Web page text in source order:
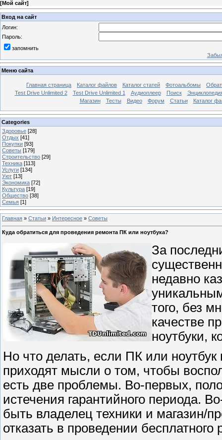
[Мой сайт]
Вход на сайт
Логин:
Пароль:
запомнить
Меню сайта
Главная страница Каталог файлов Каталог статей Фотоальбомы
Test Drive Unlimited 2
Test Drive Unlimited 1 Аудиоплеер Поиск
Магазин
Тесты Видео Форум Статьи Каталог
Categories
Здоровье [28]
Отдых [41]
Покупки [93]
Советы [179]
Строительство [29]
Техника [113]
Услуги [134]
Уют [13]
Экономика [72]
Культура [19]
Общество [38]
Семья [1]
Главная » Статьи » Интересное » Советы
Куда обратиться для проведения ремонта ПК или ноутбука?
За
недавно
того, без
качестве
ноутбуки,
Но что делать, если ПК или ноутбук
приходят мысли о том, чтобы
есть две проблемы. Во-первых,
истечения гарантийного периода.
быть владелец техники и магазин/
отказать в проведении бесплатного